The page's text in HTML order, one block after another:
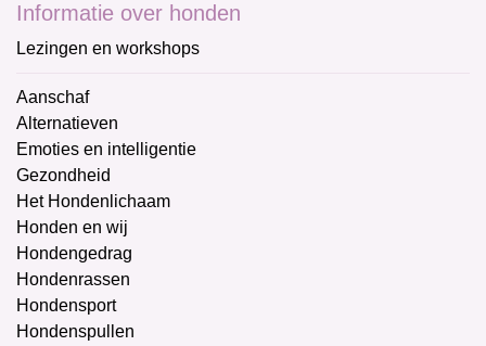
Informatie over honden
Lezingen en workshops
Aanschaf
Alternatieven
Emoties en intelligentie
Gezondheid
Het Hondenlichaam
Honden en wij
Hondengedrag
Hondenrassen
Hondensport
Hondenspullen